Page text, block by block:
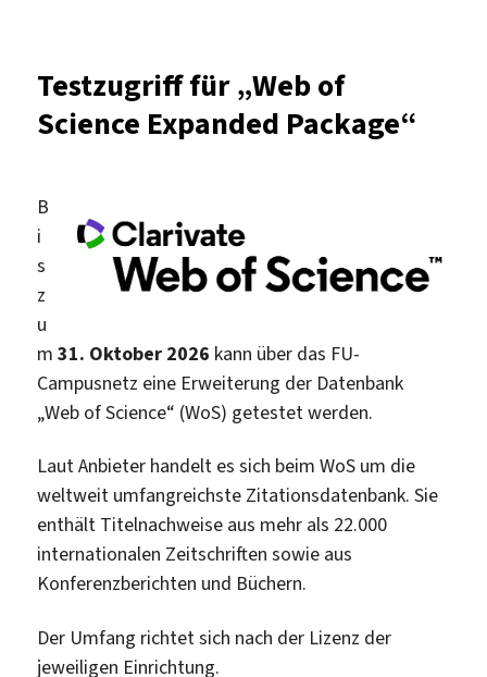
Testzugriff für „Web of
Science Expanded Package“
B
i
s
z
u
m31. Oktober 2026 kann über das FU-
Campusnetz eine Erweiterung der Datenbank
„Web of Science“ (WoS) getestet werden.
Laut Anbieter handelt es sich beim WoS um die
weltweit umfangreichste Zitationsdatenbank. Sie
enthält Titelnachweise aus mehr als 22.000
internationalen Zeitschriften sowie aus
Konferenzberichten und Büchern.
Der Umfang richtet sich nach der Lizenz der
jeweiligen Einrichtung.